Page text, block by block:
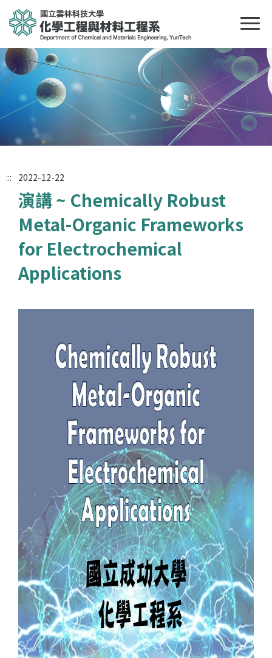
::: 2022-12-22
演講 ~ Chemically Robust
Metal-Organic Frameworks
for Electrochemical
Applications